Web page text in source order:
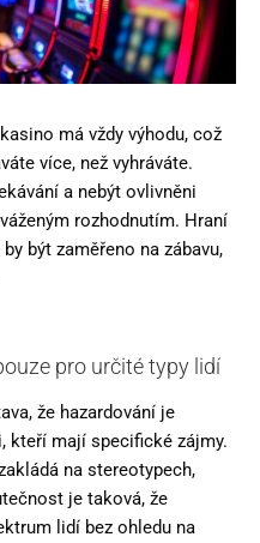
má vždy výhodu, což
více, než vyhráváte.
a nebýt ovlivněni
rozhodnutím. Hraní
být zaměřeno na zábavu,
pro určité typy lidí
že hazardování je
kteří mají specifické zájmy.
na stereotypech,
je taková, že
lidí bez ohledu na